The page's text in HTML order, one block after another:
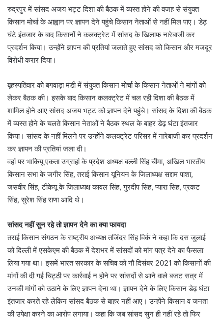
रुद्रपुर में सांसद अजय भट्ट दिशा की बैठक में व्यस्त होने की वजह से संयुक्त
किसान मोर्चा के आह्वान पर ज्ञापन देने पहुंचे किसान नेताओं से नहीं मिल पाए। डेढ़
घंटे इंतजार के बाद किसानों ने कलक्ट्रेट में सांसद के खिलाफ नारेबाजी कर
प्रदर्शन किया। उन्होंने ज्ञापन की प्रतियां जलाते हुए सांसद को किसान और मजदूर
विरोधी करार दिया।
बृहस्पतिवार को बगवाड़ा मंडी में संयुक्त किसान मोर्चा के किसान नेताओं ने मांगों को
लेकर बैठक की। इसके बाद किसान कलक्ट्रेट में चल रही दिशा की बैठक में
शामिल होने आए सांसद अजय भट्ट को ज्ञापन देने पहुंचे। सांसद के दिशा की बैठक
में व्यस्त होने के चलते किसान नेताओं ने बैठक स्थल के बाहर डेढ़ घंटा इंतजार
किया। सांसद के नहीं मिलने पर उन्होंने कलक्ट्रेट परिसर में नारेबाजी कर प्रदर्शन
कर ज्ञापन की प्रतियां जला दी।
वहां पर भाकियू एकता उग्राहां के प्रदेश अध्यक्ष बल्ली सिंह चीमा, अखिल भारतीय
किसान सभा के जगीर सिंह, तराई किसान यूनियन के जिलाध्यक्ष सद्दाम पाशा,
जसवीर सिंह, टीकेयू के जिलाध्यक्ष कावल सिंह, गुरदीप सिंह, प्यारा सिंह, प्रकट
सिंह, सुरेश सिंह राणा आदि थे।
सांसद नहीं सुन रहे तो ज्ञापन देने का क्या फायदा
तराई किसान संगठन के राष्ट्रीय अध्यक्ष तजिंदर सिंह विर्क ने कहा कि दस जुलाई
को दिल्ली में एसकेएम की बैठक में देशभर में सांसदों को मांग पत्र देने का फैसला
लिया गया था। इसमें भारत सरकार के सचिव को नौ दिसंबर 2021 को किसानों की
मांगों की दी गई चिट्ठी पर कार्रवाई न होने पर सांसदों से आने वाले बजट सत्र में
उनकी मांगों को उठाने के लिए ज्ञापन देना था। ज्ञापन देने के लिए किसान डेढ़ घंटा
इंतजार करते रहे लेकिन सांसद बैठक से बाहर नहीं आए। उन्होंने किसान व जनता
की उपेक्षा करने का आरोप लगाया। कहा कि जब सांसद सुन ही नहीं रहे तो फिर